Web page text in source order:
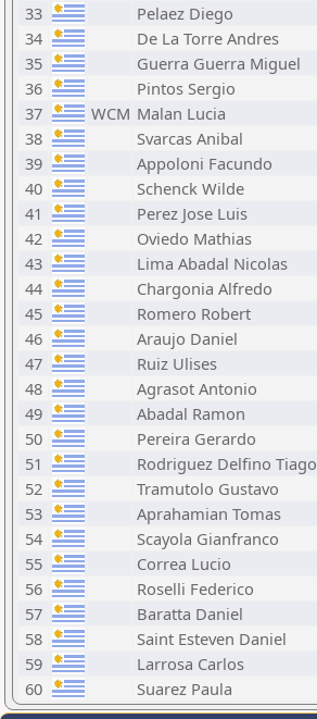
33
Pelaez Diego
34
De La Torre Andres
35
Guerra Guerra Miguel
36
Pintos Sergio
37
WCM Malan Lucia
38
Svarcas Anibal
39
Appoloni Facundo
40
Schenck Wilde
41
Perez Jose Luis
42
Oviedo Mathias
43
Lima Abadal Nicolas
44
Chargonia Alfredo
45
Romero Robert
46
Araujo Daniel
47
Ruiz Ulises
48
Agrasot Antonio
49
Abadal Ramon
50
Pereira Gerardo
51
Rodriguez Delfino Tiago
52
Tramutolo Gustavo
53
Aprahamian Tomas
54
Scayola Gianfranco
55
Correa Lucio
56
Roselli Federico
57
Baratta Daniel
58
Saint Esteven Daniel
59
Larrosa Carlos
60
Suarez Paula